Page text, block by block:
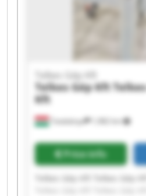
Tatabánya 1,982 km
Telkes Gép Kft
Telkes Gép Kft
Kft
Price info
Telkes Gép Kft Telkes Gép